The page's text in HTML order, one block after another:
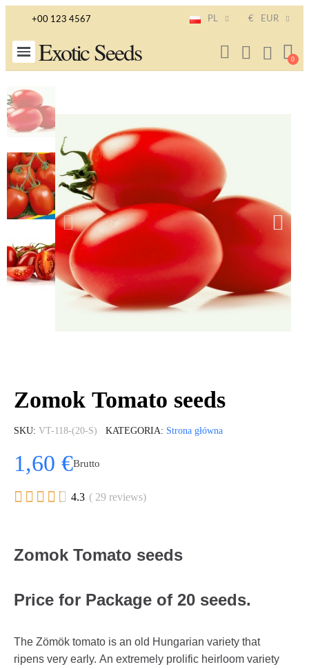
+00 123 4567 PL € EUR
Exotic Seeds
Zomok Tomato seeds
SKU VT-118-(20-S) KATEGORIA Strona główna
1,60 €Brutto
     4.3 ( 29 reviews)
Zomok Tomato seeds
Price for Package of 20 seeds.
The Zömök tomato is an old Hungarian variety that
ripens very early. An extremely prolific heirloom variety